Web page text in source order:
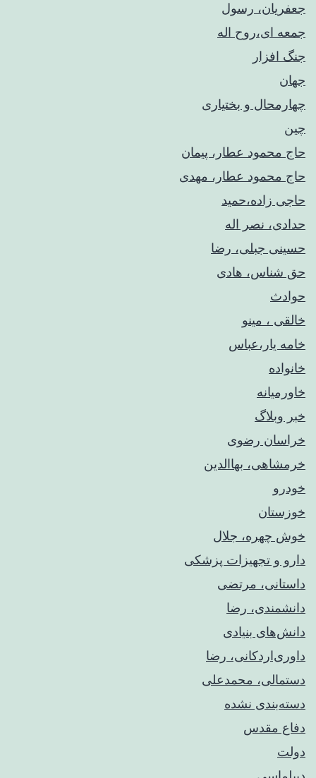
جعفریان، رسول
جمعه ای،روح اله
جنگ افزار
جهان
چهارمحال و بختیاری
چین
حاج محمود عطار، پیمان
حاج محمود عطار، مهدی
حاجی زاده،حمید
حدادی، نصر اله
حسینی جبلی، رضا
حق شناس، هادی
حوادث
خالقی ، مینو
خامه یار،عباس
خانواده
خاورمیانه
خبر وبلاگ
خراسان رضوی
خرمشاهی، بهاالدین
خودرو
خوزستان
خوش چهره، جلال
دارو و تجهیزات پزشکی
داستانی، مرتضی
دانشمندی، رضا
دانش‌های بنیادی
داوری‌اردکانی، رضا
دستمالی، محمدعلی
دسته‌بندی نشده
دفاع مقدس
دولت